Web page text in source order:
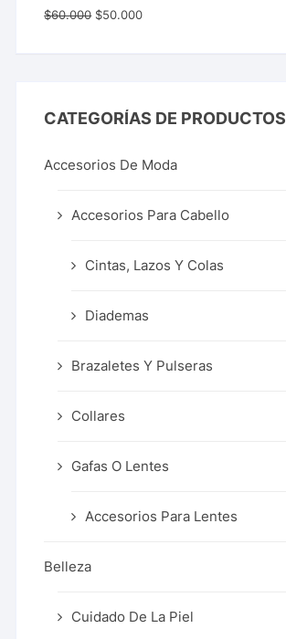
Valorado
con 5.00
$60.000 $50.000
CATEGORÍAS DE PRODUCTOS
Accesorios De Moda
Accesorios Para Cabello
Cintas, Lazos Y Colas
Diademas
Brazaletes Y Pulseras
Collares
Gafas O Lentes
Accesorios Para Lentes
Belleza
Cuidado De La Piel